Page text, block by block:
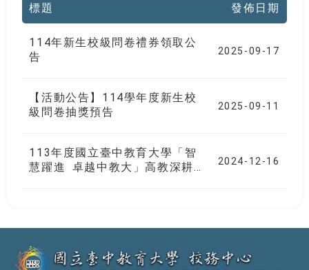
標題 發佈日期
114年新生校級問卷禮券領取公
告
2025-09-17
【活動公告】114學年度新生校
級問卷抽獎預告
2025-09-11
113年度國立臺中教育大學「智
慧躍進 卓越中教大」高教深耕
2024-12-16